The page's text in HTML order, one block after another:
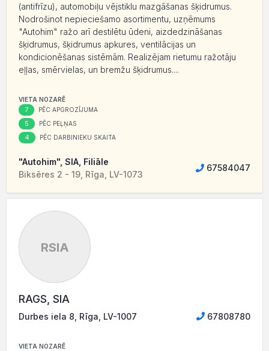
(antifrīzu), automobiļu vējstiklu mazgāšanas šķidrumus.
Nodrošinot nepieciešamo asortimentu, uzņēmums
"Autohim" ražo arī destilētu ūdeni, aizdedzināšanas
šķidrumus, šķidrumus apkures, ventilācijas un
kondicionēšanas sistēmām. Realizējam rietumu ražotāju
eļļas, smērvielas, un bremžu šķidrumus....
VIETA NOZARĒ
7 PĒC APGROZĪJUMA
5 PĒC PEĻŅAS
4 PĒC DARBINIEKU SKAITA
"Autohim", SIA, Filiāle
Biksēres 2 - 19, Rīga, LV-1073
67584047
RSIA
RAGS, SIA
Durbes iela 8, Rīga, LV-1007 67808780
VIETA NOZARĒ